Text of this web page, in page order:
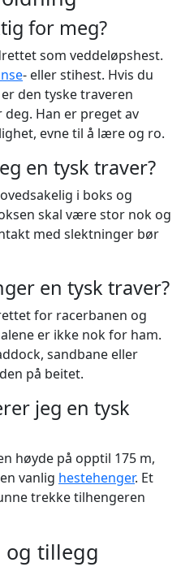
for meg?
som veddeløpshest.
- eller stihest. Hvis du
den tyske traveren
Han er preget av
evne til å lære og ro.
en tysk traver?
i boks og
skal være stor nok og
med slektninger bør
en tysk traver?
for racerbanen og
er ikke nok for ham.
sandbane eller
på beitet.
jeg en tysk
høyde på opptil 175 m,
vanlig hestehenger. Et
trekke tilhengeren
og tillegg